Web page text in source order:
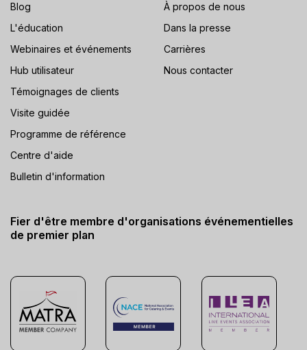
Blog
L'éducation
Webinaires et événements
Hub utilisateur
Témoignages de clients
Visite guidée
Programme de référence
Centre d'aide
Bulletin d'information
À propos de nous
Dans la presse
Carrières
Nous contacter
Fier d'être membre d'organisations événementielles
de premier plan